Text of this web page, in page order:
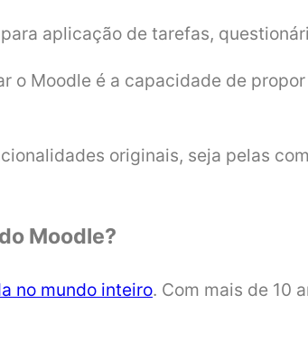
aplicação de tarefas,
o Moodle é a capacidade de
originais, seja pelas
Moodle?
no mundo inteiro. Com mais de 10